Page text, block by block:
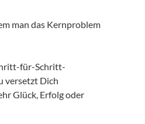
man das Kernproblem
für-Schritt-
versetzt Dich
Glück, Erfolg oder